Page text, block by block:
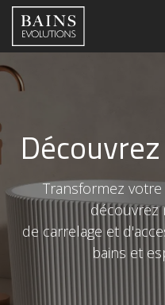
Se rendre au contenu
Transformez votre
de carrelage et
bains et